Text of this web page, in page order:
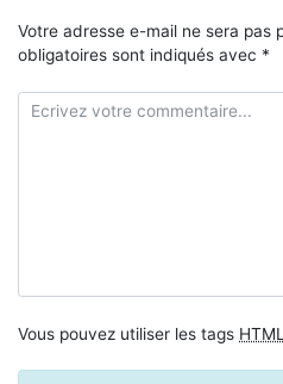
Votre adresse e-mail ne sera pas
obligatoires sont indiqués avec *
Vous pouvez utiliser les tags HTML